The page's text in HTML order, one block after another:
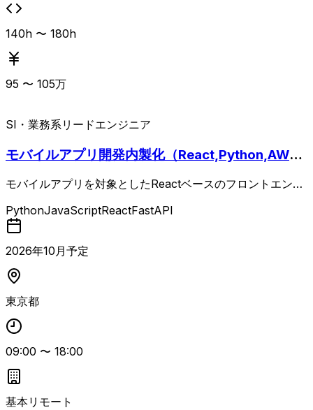
140h 〜 180h
95 〜 105万
SI・業務系 リードエンジニア
モバイルアプリ開発内製化（React,Python,AW
モバイルアプリを対象としたReactベースのフロントエンド
ックエンド開発やAWSを用いたクラウド環境構築・運用も
含めたフルスタック開発を担当し、技術方針の策定から設
計・実装までをリードします。 アジャイル・スクラム開発
の立ち上げフェーズから参画し、内製化・自走化を技術面か
ら支援しつつ、スクラムチームでMVP開発、仮説検証、継
ースを活用した開発プロセス整備に加え、生成AIやAIエー
ジェントを活用した開発効率化、チームメンバーへの技術指
導・育成も重要な役割です。 Reactによるフロントエンド開
発リード経験、PythonとAWSを用いたフルスタック設計・
実装経験、スクラムでの主体的なプロジェクト推進経験、C
I/CDパイプライン構築・運用経験、メトリクス設計やA/Bテ
ストなどデータドリブンな仮説検証経験がエントリー目安で
PythonJavaScriptReactFastAPI
2026年10月予定
東京都
09:00 〜 18:00
基本リモート